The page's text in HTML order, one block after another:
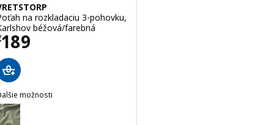
na rozkladaciu 3-pohovku,
béžová/farebná
189 € 189
možnosti
VRETSTORP, Poťah na rozkladaciu 3-pohovku, Hakebo